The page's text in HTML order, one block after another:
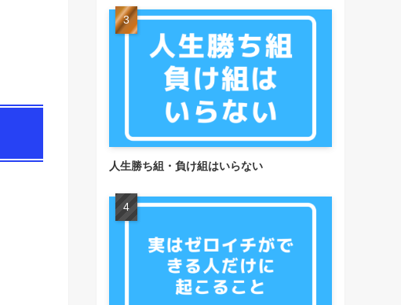
人生勝ち組・負け組はいらない